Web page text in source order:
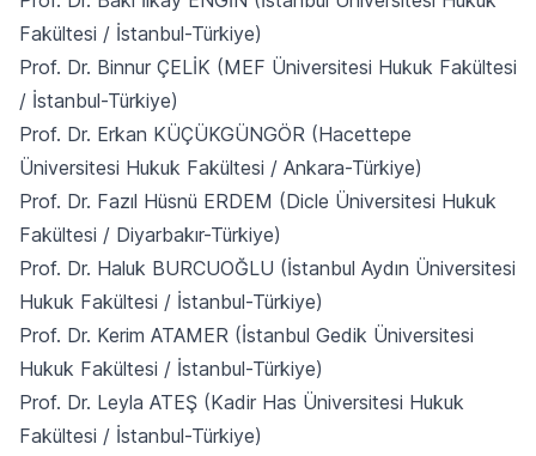
Fakültesi / İstanbul-Türkiye)
Prof. Dr. Binnur ÇELİK (MEF Üniversitesi Hukuk Fakültesi
/ İstanbul-Türkiye)
Prof. Dr. Erkan KÜÇÜKGÜNGÖR (Hacettepe
Üniversitesi Hukuk Fakültesi / Ankara-Türkiye)
Prof. Dr. Fazıl Hüsnü ERDEM (Dicle Üniversitesi Hukuk
Fakültesi / Diyarbakır-Türkiye)
Prof. Dr. Haluk BURCUOĞLU (İstanbul Aydın Üniversitesi
Hukuk Fakültesi / İstanbul-Türkiye)
Prof. Dr. Kerim ATAMER (İstanbul Gedik Üniversitesi
Hukuk Fakültesi / İstanbul-Türkiye)
Prof. Dr. Leyla ATEŞ (Kadir Has Üniversitesi Hukuk
Fakültesi / İstanbul-Türkiye)